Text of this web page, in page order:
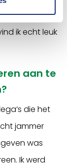
al even
ik echt leuk
aan te
die het
jammer
was
Ik werd